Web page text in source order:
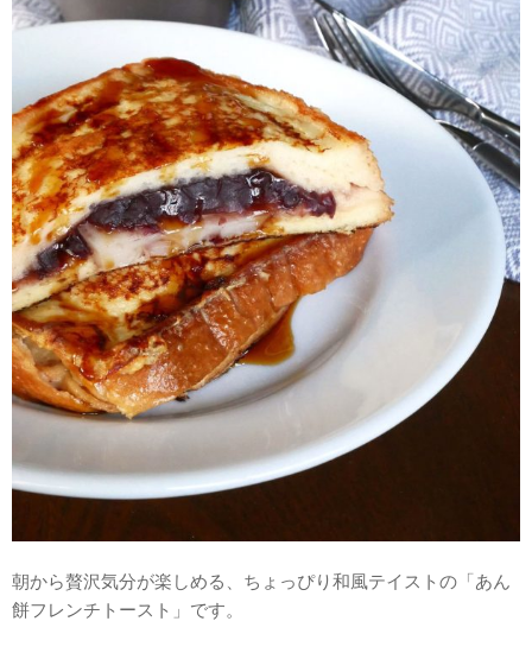
朝から贅沢気分が楽しめる、ちょっぴり和風テイストの「あん
餅フレンチトースト」です。